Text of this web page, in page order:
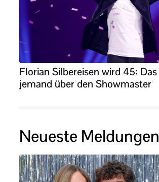
Florian Silbereisen wird 45:
jemand über den Showmaster
Neueste Meldungen